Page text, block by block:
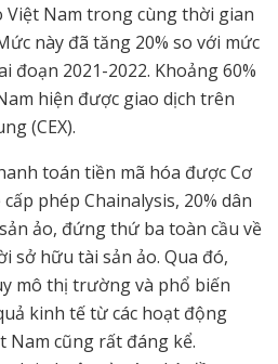
Việt Nam trong cùng thời gian
này đã tăng 20% so với mức
đoạn 2021-2022. Khoảng 60%
hiện được giao dịch trên
(CEX).
toán tiền mã hóa được Cơ
phép Chainalysis, 20% dân
ảo, đứng thứ ba toàn cầu về
sở hữu tài sản ảo. Qua đó,
mô thị trường và phổ biến
kinh tế từ các hoạt động
Nam cũng rất đáng kể.